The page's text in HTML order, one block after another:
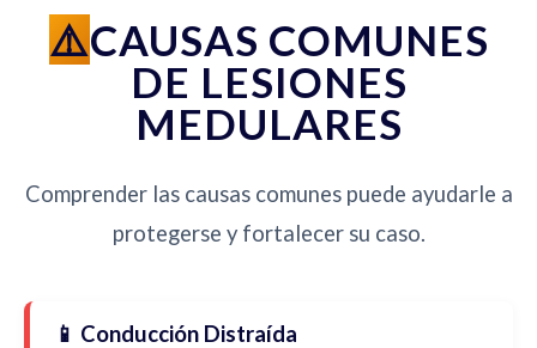
CAUSAS COMUNES
DE LESIONES
MEDULARES
Comprender las causas comunes puede ayudarle a
protegerse y fortalecer su caso.
📱 Conducción Distraída